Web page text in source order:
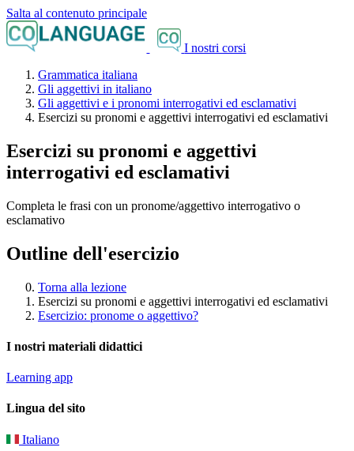
Salta al contenuto principale
I nostri corsi
Grammatica italiana
Gli aggettivi in italiano
Gli aggettivi e i pronomi interrogativi ed esclamativi
Esercizi su pronomi e aggettivi interrogativi ed esclamativi
Esercizi su pronomi e aggettivi
interrogativi ed esclamativi
Completa le frasi con un pronome/aggettivo interrogativo o
esclamativo
Outline dell'esercizio
Torna alla lezione
Esercizi su pronomi e aggettivi interrogativi ed esclamativi
Esercizio: pronome o aggettivo?
I nostri materiali didattici
Learning app
Lingua del sito
Italiano